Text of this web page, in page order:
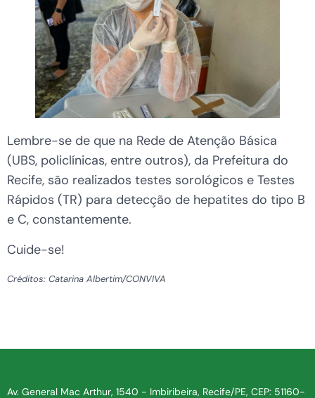
Lembre-se de que na Rede de Atenção Básica
(UBS, policlínicas, entre outros), da Prefeitura do
Recife, são realizados testes sorológicos e Testes
Rápidos (TR) para detecção de hepatites do tipo B
e C, constantemente.
Cuide-se!
Créditos: Catarina Albertim/CONVIVA
Av. General Mac Arthur, 1540 - Imbiribeira, Recife/PE, CEP: 51160-